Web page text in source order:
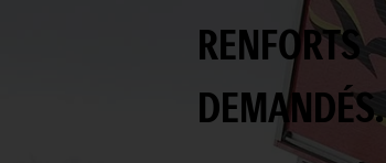
RENFORTS
DEMANDÉS.